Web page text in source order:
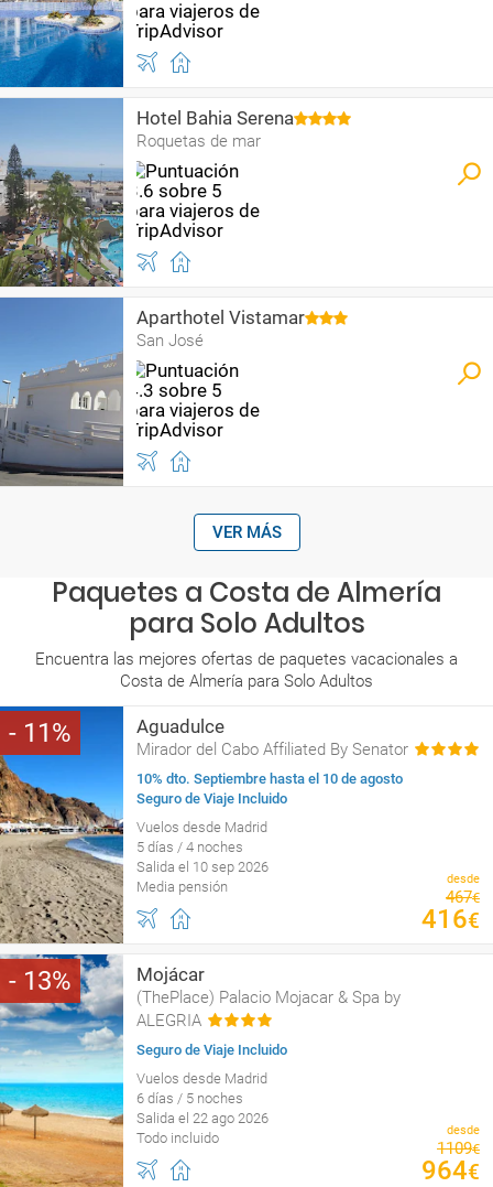
Hotel Bahia Serena
Roquetas de mar
Aparthotel Vistamar
San José
VER MÁS
Paquetes a Costa de Almería
para Solo Adultos
Encuentra las mejores ofertas de paquetes vacacionales a
Costa de Almería para Solo Adultos
11 Aguadulce
Mirador del Cabo Affiliated By Senator
10% dto. Septiembre hasta el 10 de agosto
Seguro de Viaje Incluido
Vuelos desde Madrid
5 días / 4 noches
Salida el 10 sep 2026
Media pensión
desde
467€
416€
13 Mojácar
(ThePlace) Palacio Mojacar & Spa by
ALEGRIA
Seguro de Viaje Incluido
Vuelos desde Madrid
6 días / 5 noches
Salida el 22 ago 2026
Todo incluido
desde
1109€
964€